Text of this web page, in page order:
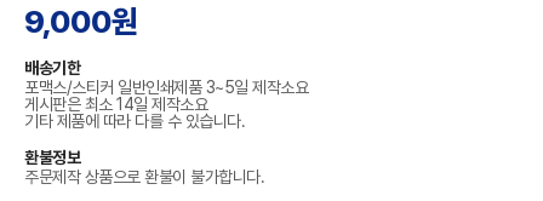
9,000원
배송기한
포맥스/스티커 일반인쇄제품 3~5일 제작소요
게시판은 최소 14일 제작소요
기타 제품에 따라 다를 수 있습니다.
환불정보
주문제작 상품으로 환불이 불가합니다.